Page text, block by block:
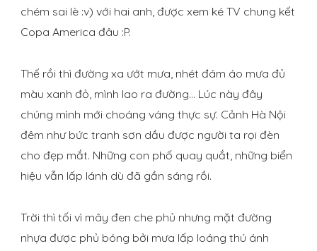
chém sai lè :v) với hai anh, được xem ké TV chung kết
Copa America đâu :P.
Thế rồi thì đường xa ướt mưa, nhét đám áo mưa đủ
màu xanh đỏ, mình lao ra đường… Lúc này đây
chúng mình mới choáng váng thực sự. Cảnh Hà Nội
đêm như bức tranh sơn dầu được người ta rọi đèn
cho đẹp mắt. Những con phố quay quắt, những biển
hiệu vẫn lấp lánh dù đã gần sáng rồi.
Trời thì tối vì mây đen che phủ nhưng mặt đường
nhựa được phủ bóng bởi mưa lấp loáng thú ánh